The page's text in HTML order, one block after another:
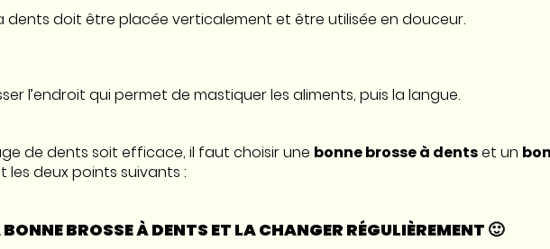
dents doit être placée verticalement et être utilisée en douceur.
l’endroit qui permet de mastiquer les aliments, puis la langue.
de dents soit efficace, il faut choisir une bonne brosse à dentset un bon
les deux points suivants :
BROSSE À DENTS ET LA CHANGER RÉGULIÈREMENT 🙂